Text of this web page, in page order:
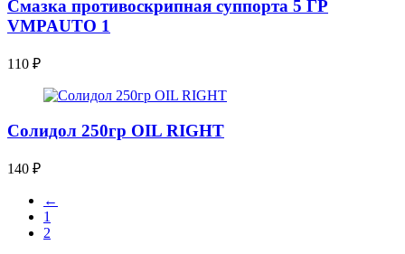
Смазка противоскрипная суппорта 5 ГР
VMPAUTO 1
110 ₽
Солидол 250гр OIL RIGHT
140 ₽
←
1
2